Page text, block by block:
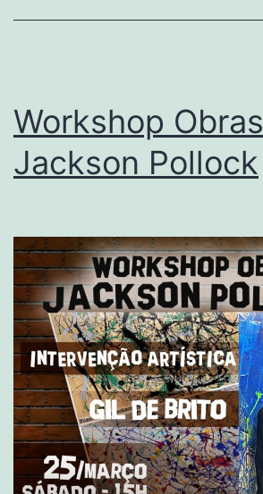
Workshop Obras
Jackson Pollock